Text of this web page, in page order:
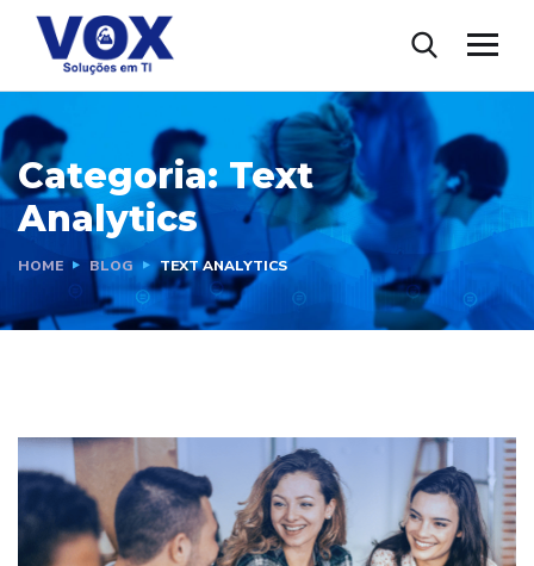
Categoria:Text
Analytics
HOME BLOG TEXT ANALYTICS